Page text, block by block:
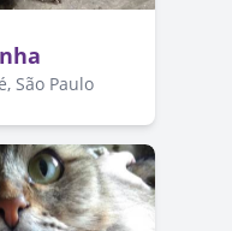
São Paulo